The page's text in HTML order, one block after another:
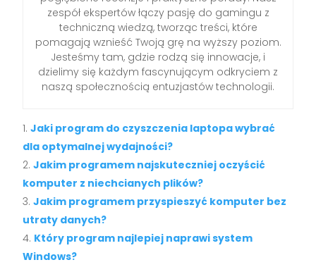
zespół ekspertów łączy pasję do gamingu z
techniczną wiedzą, tworząc treści, które
pomagają wznieść Twoją grę na wyższy poziom.
Jesteśmy tam, gdzie rodzą się innowacje, i
dzielimy się każdym fascynującym odkryciem z
naszą społecznością entuzjastów technologii.
Jaki program do czyszczenia laptopa wybrać
dla optymalnej wydajności?
Jakim programem najskuteczniej oczyścić
komputer z niechcianych plików?
Jakim programem przyspieszyć komputer bez
utraty danych?
Który program najlepiej naprawi system
Windows?